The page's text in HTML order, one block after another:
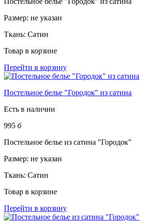
Размер: не указан
Ткань: Сатин
Товар в корзине
Перейти в корзину
Постельное белье "Городок" из сатина
Есть в наличии
995 б
Постельное белье из сатина "Городок"
Размер: не указан
Ткань: Сатин
Товар в корзине
Перейти в корзину